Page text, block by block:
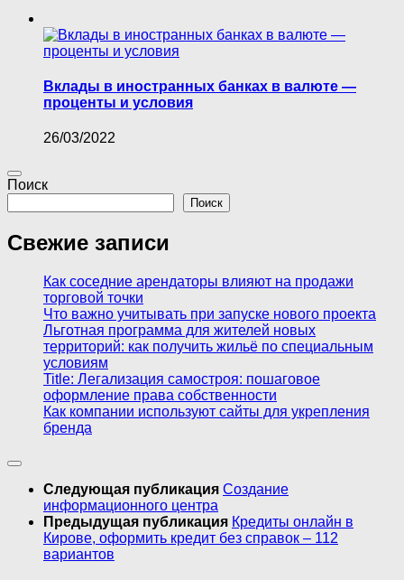
Вклады в иностранных банках в валюте —
проценты и условия
26/03/2022
Поиск
Поиск
Свежие записи
Как соседние арендаторы влияют на продажи
торговой точки
Что важно учитывать при запуске нового проекта
Льготная программа для жителей новых
территорий: как получить жильё по специальным
условиям
Title: Легализация самостроя: пошаговое
оформление права собственности
Как компании используют сайты для укрепления
бренда
Следующая публикация Создание
информационного центра
Предыдущая публикация Кредиты онлайн в
Кирове, оформить кредит без справок – 112
вариантов